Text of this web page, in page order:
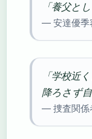
「養父と
— 安達優季
「学校近
降ろさず
— 捜査関係